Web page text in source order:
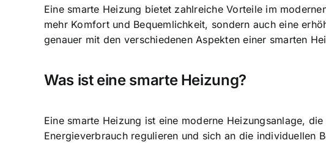
Eine smarte Heizung bietet zahlreiche Vorteile im
mehr Komfort und Bequemlichkeit, sondern auch eine
genauer mit den verschiedenen Aspekten einer smarten
Was ist eine smarte Heizung?
Eine smarte Heizung ist eine moderne Heizungsanlage,
Energieverbrauch regulieren und sich an die individuellen